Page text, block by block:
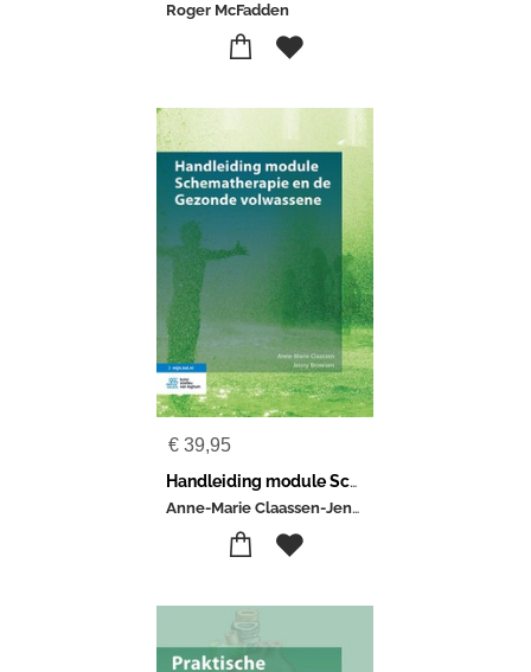
Roger McFadden
€ 39,95
Handleiding module Schematherapie en de Gezonde volwassene
Anne-Marie Claassen-Jenny Broersen